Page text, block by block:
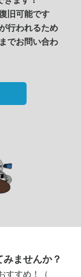
旧可能です
行われるため
までお問い合わ
ませんか？
すすめ！（